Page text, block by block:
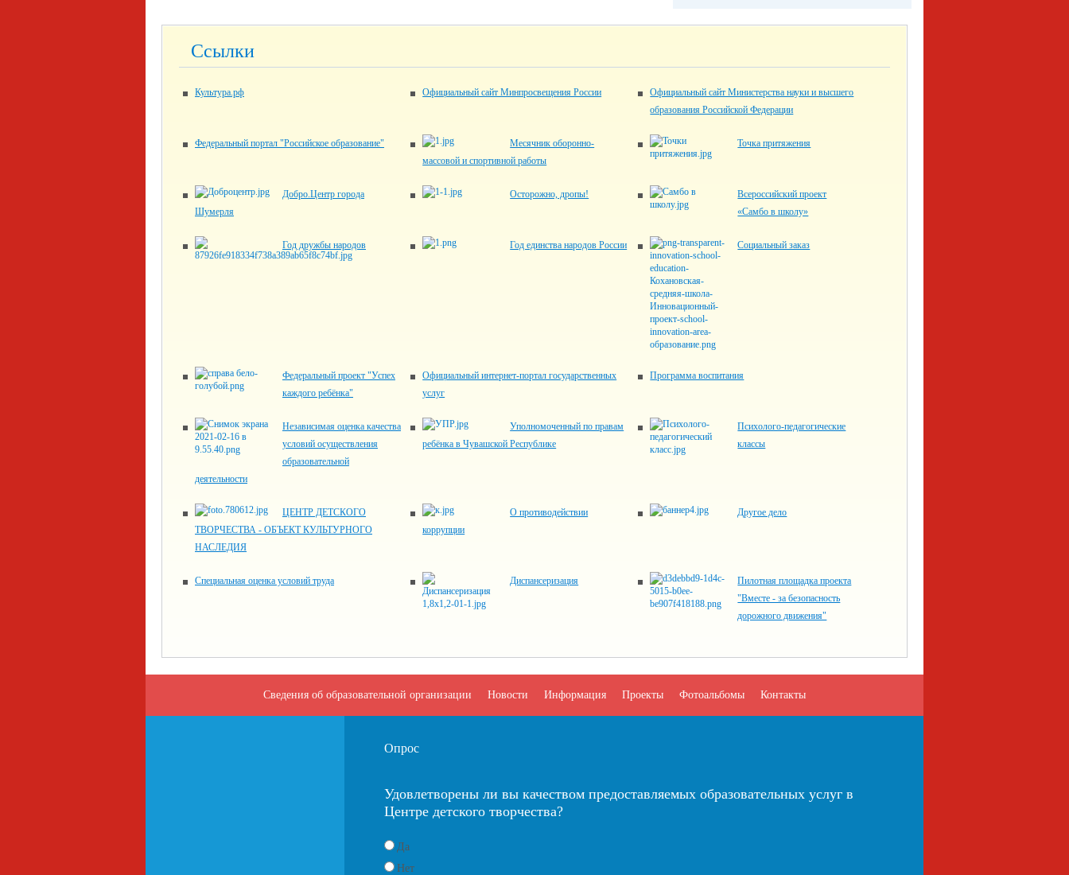
Ссылки
Культура.рф Официальный сайт Минпросвещения России
Официальный сайт Министерства науки и высшего
образования Российской Федерации
Федеральный портал "Российское образование"
Месячник оборонно-
массовой и спортивной работы
Точка притяжения
Добро.Центр города
Шумерля
Осторожно, дропы!
Всероссийский проект
«Самбо в школу»
Год дружбы народов Год единства народов России Социальный заказ
Федеральный проект "Успех
каждого ребёнка"
Официальный интернет-портал государственных
услуг
Программа воспитания
Независимая оценка качества
условий осуществления
образовательной
деятельности
Уполномоченный по правам
ребёнка в Чувашской Республике
Психолого-педагогические
классы
ЦЕНТР ДЕТСКОГО
ТВОРЧЕСТВА - ОБЪЕКТ КУЛЬТУРНОГО
НАСЛЕДИЯ
О противодействии
коррупции
Другое дело
Специальная оценка условий труда Диспансеризация
Пилотная площадка проекта
"Вместе - за безопасность
дорожного движения"
Сведения об образовательной организации Новости Информация Проекты Фотоальбомы Контакты
Опрос
Удовлетворены ли вы качеством предоставляемых образовательных услуг в
Центре детского творчества?
Да
Нет